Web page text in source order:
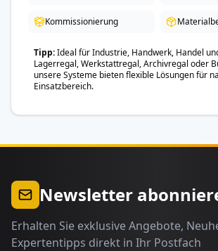
Kommissionierung
Tipp Ideal für Industrie, Handwerk, Handel
Lagerregal, Werkstattregal, Archivregal oder
unsere Systeme bieten flexible Lösungen für
Einsatzbereich.
Newsletter
Erhalten Sie exklusive Angebote,
Expertentipps direkt in Ihr Postfach